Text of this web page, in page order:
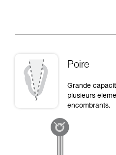
Poire
Grande
plusieurs
encombrants.